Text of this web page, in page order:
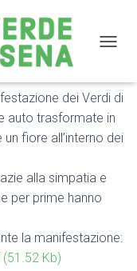
contro la Guerra
dei Verdi di
auto trasformate in
fiore all’interno dei
alla simpatia e
per prime hanno
la manifestazione:
(51.52 Kb)